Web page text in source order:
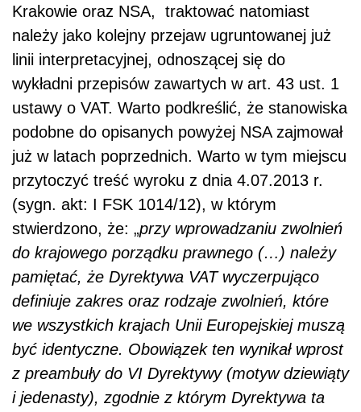
Krakowie oraz NSA, traktować natomiast
należy jako kolejny przejaw ugruntowanej już
linii interpretacyjnej, odnoszącej się do
wykładni przepisów zawartych w art. 43 ust. 1
ustawy o VAT. Warto podkreślić, że stanowiska
podobne do opisanych powyżej NSA zajmował
już w latach poprzednich. Warto w tym miejscu
przytoczyć treść wyroku z dnia 4.07.2013 r.
(sygn. akt: I FSK 1014/12), w którym
stwierdzono, że: „przy wprowadzaniu zwolnień
do krajowego porządku prawnego (…) należy
pamiętać, że Dyrektywa VAT wyczerpująco
definiuje zakres oraz rodzaje zwolnień, które
we wszystkich krajach Unii Europejskiej muszą
być identyczne. Obowiązek ten wynikał wprost
z preambuły do VI Dyrektywy (motyw dziewiąty
i jedenasty), zgodnie z którym Dyrektywa ta